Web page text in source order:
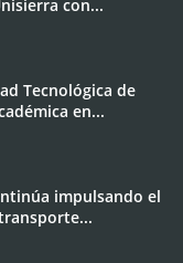
con...
Tecnológica de
en...
impulsando el